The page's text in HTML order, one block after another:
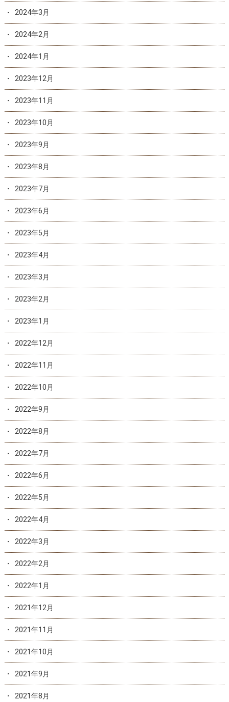
2024年3月
2024年2月
2024年1月
2023年12月
2023年11月
2023年10月
2023年9月
2023年8月
2023年7月
2023年6月
2023年5月
2023年4月
2023年3月
2023年2月
2023年1月
2022年12月
2022年11月
2022年10月
2022年9月
2022年8月
2022年7月
2022年6月
2022年5月
2022年4月
2022年3月
2022年2月
2022年1月
2021年12月
2021年11月
2021年10月
2021年9月
2021年8月